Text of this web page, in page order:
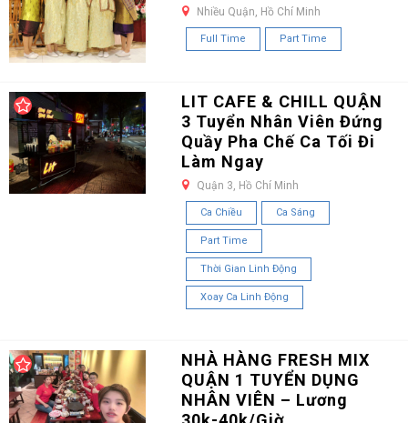
Nhiều Quận, Hồ Chí Minh
Full Time Part Time
LIT CAFE & CHILL QUẬN
3 Tuyển Nhân Viên Đứng
Quầy Pha Chế Ca Tối Đi
Làm Ngay
Quận 3, Hồ Chí Minh
Ca Chiều Ca Sáng
Part Time
Thời Gian Linh Động
Xoay Ca Linh Động
NHÀ HÀNG FRESH MIX
QUẬN 1 TUYỂN DỤNG
NHÂN VIÊN – Lương